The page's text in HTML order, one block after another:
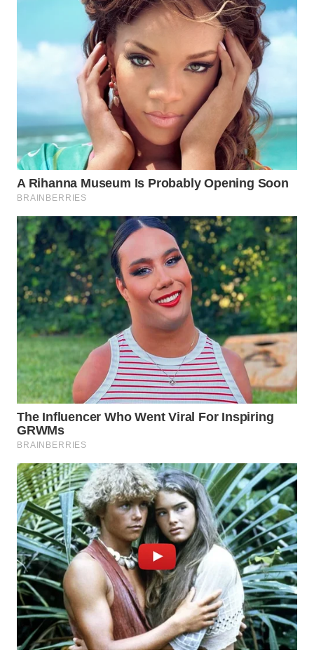
DAIRI
WN
DANAU
TOBA
WN
NIAS
WN
LANGKAT
WN
TAPANULI
SELATAN
WN
TANJUNG
LESUNG
WN
KARO
WN
SIMALUNGUN
WN
LABUHANBATU
WN
TAPANULI